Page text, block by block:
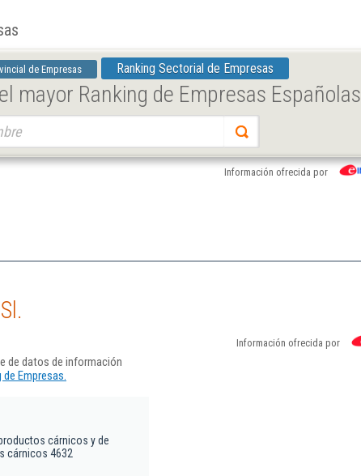
de Empresas Ranking Sectorial de Empresas
mayor Ranking de Empresas Españolas
Información ofrecida por
Información ofrecida por
de datos de información
Empresas.
cárnicos y de
cárnicos 4632